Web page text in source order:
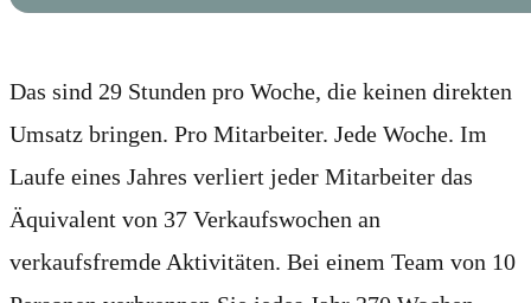
Das sind 29 Stunden pro Woche, die keinen direkten
Umsatz bringen. Pro Mitarbeiter. Jede Woche. Im
Laufe eines Jahres verliert jeder Mitarbeiter das
Äquivalent von 37 Verkaufswochen an
verkaufsfremde Aktivitäten. Bei einem Team von 10